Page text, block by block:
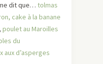
dit que… tolmas
cake à la banane
, poulet au Maroilles
du
aux d’asperges